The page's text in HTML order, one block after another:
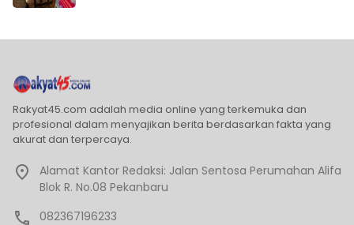
Rakyat45.com adalah media online yang terkemuka dan
profesional dalam menyajikan berita berdasarkan fakta yang
akurat dan terpercaya.
Alamat Kantor Redaksi: Jalan Sentosa Perumahan Alifa
Blok R. No.08 Pekanbaru
082367196233